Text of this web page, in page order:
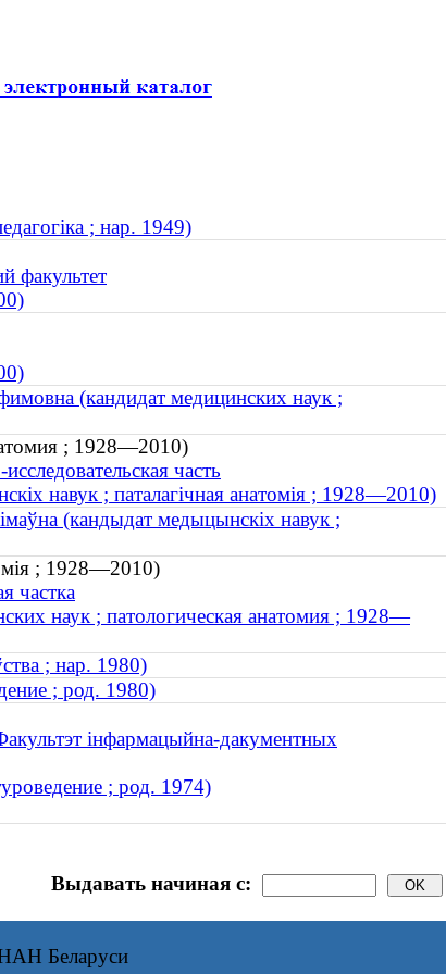
; нар. 1949)
факультет
(кандидат медицинских наук ;
; 1928—2010)
часть
навук ; паталагічная анатомія ; 1928—2010)
(кандыдат медыцынскіх навук ;
; 1928—2010)
частка
наук ; патологическая анатомия ; 1928—
; нар. 1980)
; род. 1980)
інфармацыйна-дакументных
; род. 1974)
Выдавать начиная с:
Беларуси